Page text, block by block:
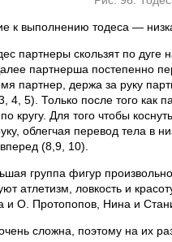
к выполнению тодеса —
партнеры скользят по
партнерша постепенно
партнер, держа за руку
4, 5). Только после того как
кругу. Для того чтобы
облегчая перевод тела в
(8,9, 10).
группа фигур
атлетизм, ловкость и
и О. Протопопов, Нина и
сложна, поэтому на их